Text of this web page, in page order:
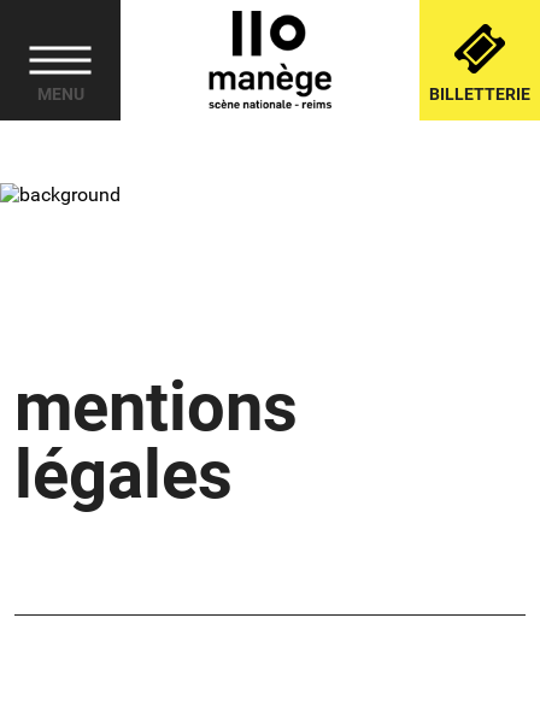
MENU BILLETTERIE
mentions
légales
Cookies management panel